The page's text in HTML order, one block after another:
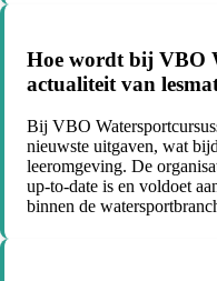
Hoe wordt bij VBO
actualiteit van
Bij VBO
nieuwste uitgaven, wat
leeromgeving. De
up-to-date is en voldoet
binnen de